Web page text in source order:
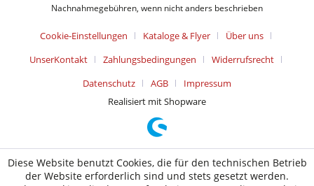
Nachnahmegebühren, wenn nicht anders beschrieben
Cookie-Einstellungen Kataloge & Flyer
Über uns
UnserKontakt
Zahlungsbedingungen
Widerrufsrecht
Datenschutz
AGB
Impressum
Realisiert mit Shopware
Diese Website benutzt Cookies, die für den technischen Betrieb
der Website erforderlich sind und stets gesetzt werden.